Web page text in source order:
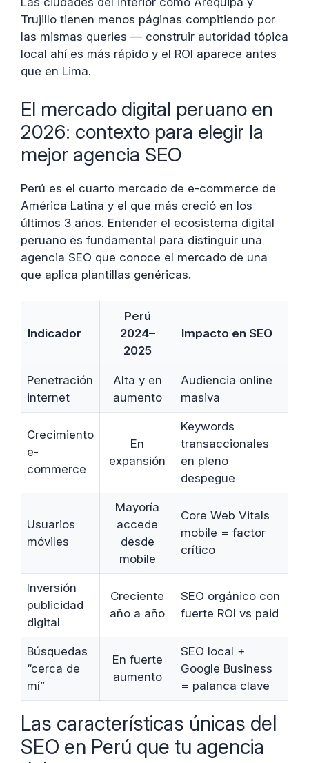
Trujillo tienen menos páginas compitiendo por
las mismas queries — construir autoridad tópica
local ahí es más rápido y el ROI aparece antes
que en Lima.
El mercado digital peruano en
2026: contexto para elegir la
mejor agencia SEO
Perú es el cuarto mercado de e-commerce de
América Latina y el que más creció en los
últimos 3 años. Entender el ecosistema digital
peruano es fundamental para distinguir una
agencia SEO que conoce el mercado de una
que aplica plantillas genéricas.
Indicador
Perú
2024–
2025
Impacto en SEO
Penetración
internet
Alta y en
aumento
Audiencia online
masiva
Crecimiento
e-
commerce
En
expansión
Keywords
transaccionales
en pleno
despegue
Usuarios
móviles
Mayoría
accede
desde
mobile
Core Web Vitals
mobile = factor
crítico
Inversión
publicidad
digital
Creciente
año a año
SEO orgánico con
fuerte ROI vs paid
Búsquedas
“cerca de
mí”
En fuerte
aumento
SEO local +
Google Business
= palanca clave
Las características únicas del
SEO en Perú que tu agencia